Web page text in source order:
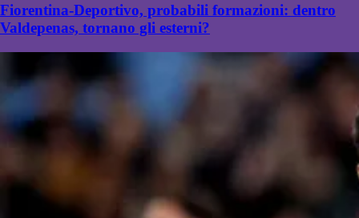
Fiorentina-Deportivo, probabili formazioni: dentro
Valdepenas, tornano gli esterni?